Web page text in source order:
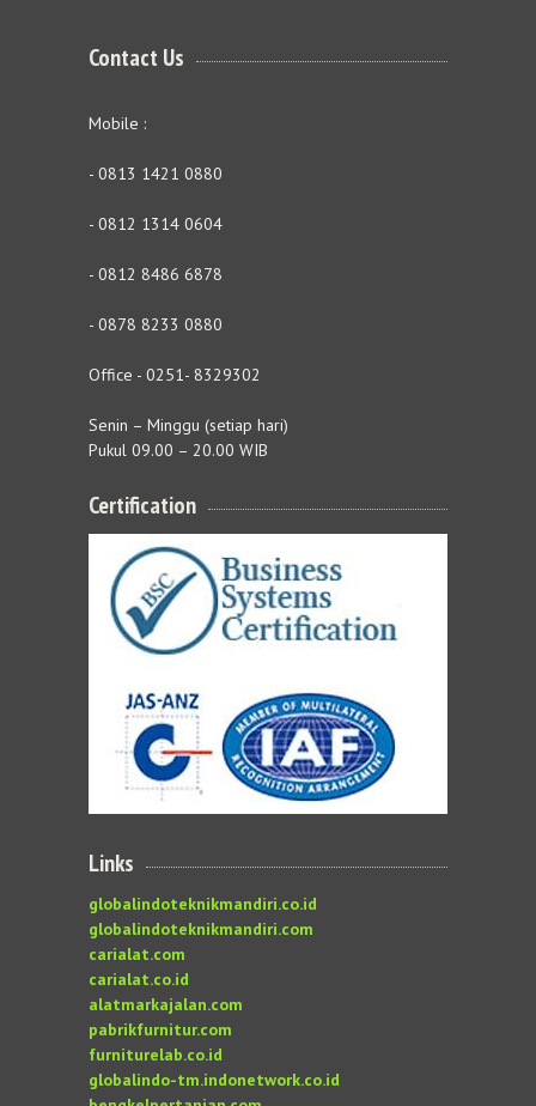
Contact Us
Mobile :
- 0813 1421 0880
- 0812 1314 0604
- 0812 8486 6878
- 0878 8233 0880
Office - 0251- 8329302
Senin – Minggu (setiap hari)
Pukul 09.00 – 20.00 WIB
Certification
Links
globalindoteknikmandiri.co.id
globalindoteknikmandiri.com
carialat.com
carialat.co.id
alatmarkajalan.com
pabrikfurnitur.com
furniturelab.co.id
globalindo-tm.indonetwork.co.id